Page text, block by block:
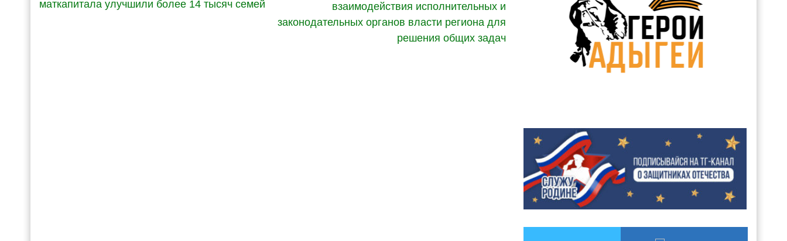
маткапитала улучшили более 14 тысяч семей
взаимодействия исполнительных и
законодательных органов власти региона для
решения общих задач